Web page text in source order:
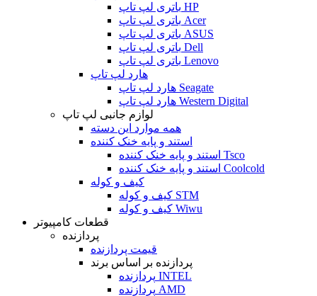
باتری لپ تاپ HP
باتری لپ تاپ Acer
باتری لپ تاپ ASUS
باتری لپ تاپ Dell
باتری لپ تاپ Lenovo
هارد لپ تاپ
هارد لپ تاپ Seagate
هارد لپ تاپ Western Digital
لوازم جانبی لپ تاپ
همه موارد این دسته
استند و پایه خنک کننده
استند و پایه خنک کننده Tsco
استند و پایه خنک کننده Coolcold
کیف و کوله
کیف و کوله STM
کیف و کوله Wiwu
قطعات کامپیوتر
پردازنده
قیمت پردازنده
پردازنده بر اساس برند
پردازنده INTEL
پردازنده AMD